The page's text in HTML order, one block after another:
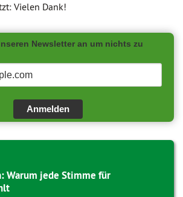
Vielen Dank!
Newsletter an um nichts zu
Anmelden
Warum jede Stimme für